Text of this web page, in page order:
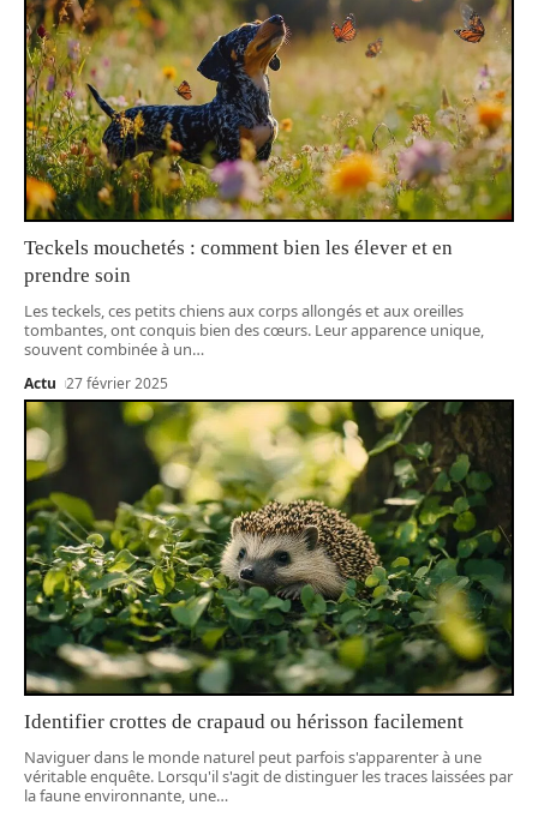
Teckels mouchetés : comment bien les élever et en
prendre soin
Les teckels, ces petits chiens aux corps allongés et aux oreilles
tombantes, ont conquis bien des cœurs. Leur apparence unique,
souvent combinée à un…
Actu 27 février 2025
Identifier crottes de crapaud ou hérisson facilement
Naviguer dans le monde naturel peut parfois s'apparenter à une
véritable enquête. Lorsqu'il s'agit de distinguer les traces laissées par
la faune environnante, une…